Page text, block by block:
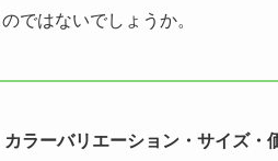
ではないでしょうか。
ラーバリエーション・サイズ・